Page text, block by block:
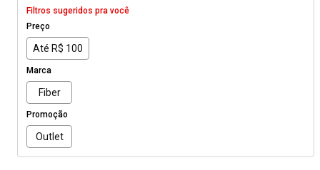
Filtros sugeridos pra você
Preço
Até R$ 100
Marca
Fiber
Promoção
Outlet